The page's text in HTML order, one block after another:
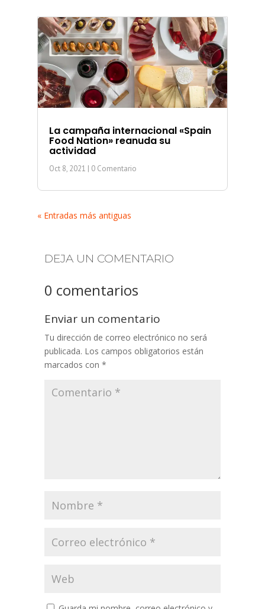
La campaña internacional «Spain
Food Nation» reanuda su
actividad
Oct 8, 2021 | 0 Comentario
« Entradas más antiguas
DEJA UN COMENTARIO
0 comentarios
Enviar un comentario
Tu dirección de correo electrónico no será
publicada. Los campos obligatorios están
marcados con *